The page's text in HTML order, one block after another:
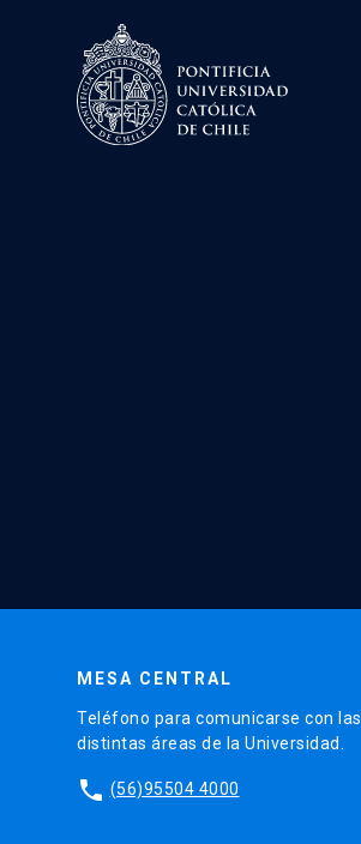
MESA CENTRAL
Teléfono para comunicarse con las
distintas áreas de la Universidad.
phone (56)95504 4000